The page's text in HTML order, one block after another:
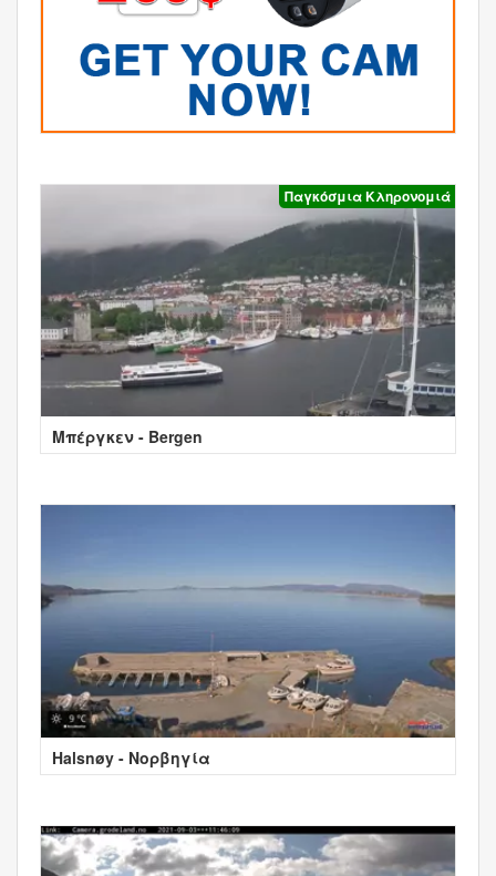
Παγκόσμια Κληρονομιά
Μπέργκεν - Bergen
Halsnøy - Νορβηγία